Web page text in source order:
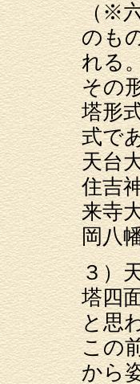
（※
のも
れる
その
塔形
式で
天台
住吉
来寺
岡八
３）
塔四
と思
この
から